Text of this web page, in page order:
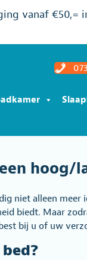
vanaf €50,=
hoog/
niet alleen
biedt. Maar
bij u of uw